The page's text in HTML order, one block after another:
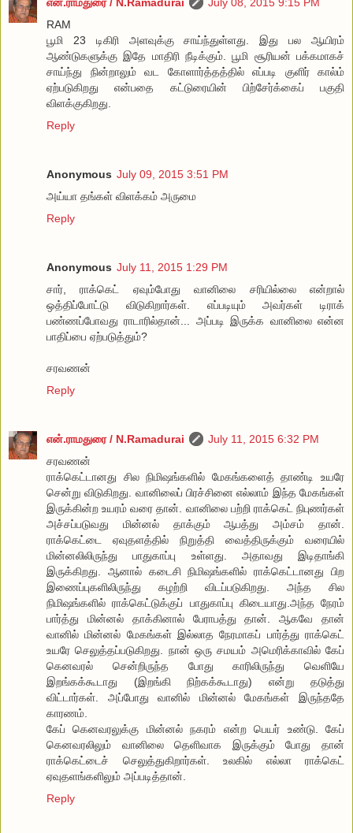
என்.ராமதுரை / N.Ramadurai
July 08, 2015 9:15 PM
RAM
பூமி 23 டிகிரி அளவுக்கு சாய்ந்துள்ளது. இது பல ஆயிரம்
ஆண்டுகளுக்கு இதே மாதிரி நீடிக்கும். பூமி சூரியன் பக்கமாகச்
சாய்ந்து நின்றாலும் வட கோளார்த்தத்தில் எப்படி குளிர் கால்ம்
ஏற்படுகிறது என்பதை கட்டுரையின் பிற்சேர்க்கைப் பகுதி
விளக்குகிறது.
Reply
Anonymous July 09, 2015 3:51 PM
அய்யா தங்கள் விளக்கம் அருமை
Reply
Anonymous July 11, 2015 1:29 PM
சார், ராக்கெட் ஏவும்போது வானிலை சரியில்லை என்றால்
ஒத்திப்போட்டு விடுகிறார்கள். எப்படியும் அவர்கள் டிராக்
பண்ணப்போவது ராடாரில்தான்... அப்படி இருக்க வானிலை என்ன
பாதிப்பை ஏற்படுத்தும்?
சரவணன்
Reply
என்.ராமதுரை / N.Ramadurai
July 11, 2015 6:32 PM
சரவணன்
ராக்கெட்டானது சில நிமிஷங்களில் மேகங்களைத் தாண்டி உயரே
சென்று விடுகிறது. வானிலைப் பிரச்சினை எல்லாம் இந்த மேகங்கள்
இருக்கின்ற உயரம் வரை தான். வானிலை பற்றி ராக்கெட் நிபுணர்கள்
அச்சப்படுவது மின்னல் தாக்கும் ஆபத்து அம்சம் தான்.
ராக்கெட்டை ஏவுதளத்தில் நிறுத்தி வைத்திருக்கும் வரையில்
மின்னலிலிருந்து பாதுகாப்பு உள்ளது. அதாவது இடிதாங்கி
இருக்கிறது. ஆனால் கடைசி நிமிஷங்களில் ராக்கெட்டானது பிற
இணைப்புகளிலிருந்து கழற்றி விடப்படுகிறது. அந்த சில
நிமிஷங்களில் ராக்கெட்டுக்குப் பாதுகாப்பு கிடையாது.அந்த நேரம்
பார்த்து மின்னல் தாக்கினால் பேராபத்து தான். ஆகவே தான்
வானில் மின்னல் மேகங்கள் இல்லாத நேரமாகப் பார்த்து ராக்கெட்
உயரே செலுத்தப்படுகிறது. நான் ஒரு சமயம் அமெரிக்காவில் கேப்
கெனவரல் சென்றிருந்த போது காரிலிருந்து வெளியே
இறங்கக்கூடாது (இறங்கி நிற்கக்கூடாது) என்று தடுத்து
விட்டார்கள். அப்போது வானில் மின்னல் மேகங்கள் இருந்ததே
காரணம்.
கேப் கெனவரலுக்கு மின்னல் நகரம் என்ற பெயர் உண்டு. கேப்
கெனவரலிலும் வானிலை தெளிவாக இருக்கும் போது தான்
ராக்கெட்டைச் செலுத்துகிறார்கள். உலகில் எல்லா ராக்கெட்
ஏவுதளங்களிலும் அப்படித்தான்.
Reply